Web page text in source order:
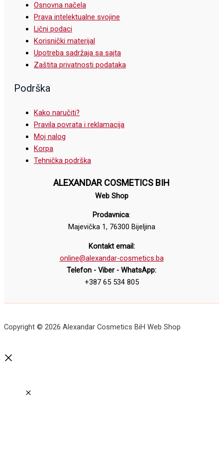
Osnovna načela
Prava intelektualne svojine
Lični podaci
Korisnički materijal
Upotreba sadržaja sa sajta
Zaštita privatnosti podataka
Podrška
Kako naručiti?
Pravila povrata i reklamacija
Moj nalog
Korpa
Tehnička podrška
ALEXANDAR COSMETICS BIH
Web Shop
Prodavnica:
Majevička 1, 76300 Bijeljina
Kontakt email:
online@alexandar-cosmetics.ba
Telefon - Viber - WhatsApp:
+387 65 534 805
Copyright © 2026 Alexandar Cosmetics BiH Web Shop